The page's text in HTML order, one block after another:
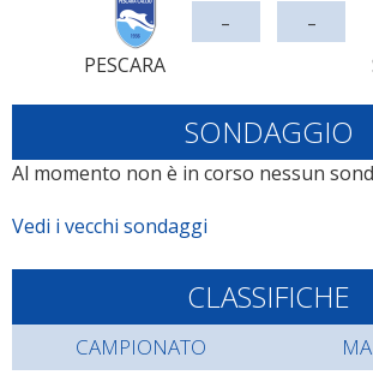
PESCARA
- -
SONDAGGIO
Al momento non è in corso nessun
Vedi i vecchi sondaggi
CLASSIFICHE
CAMPIONATO